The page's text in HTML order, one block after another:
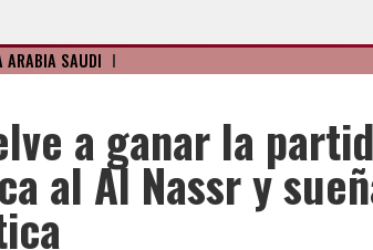
ARABIA SAUDÍ I
a ganar la
al Al Nassr y